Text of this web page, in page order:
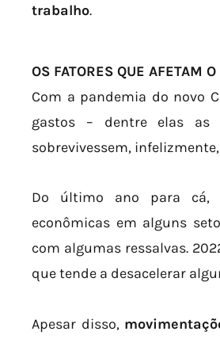
trabalho.
OS FATORES QUE AFETAM
Com a pandemia do novo
gastos – dentre elas as
sobrevivessem,
Do último ano para cá,
econômicas em alguns
com algumas ressalvas.
que tende a desacelerar
Apesar disso,